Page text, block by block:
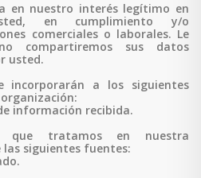
en nuestro interés legítimo en
en cumplimiento y/o
comerciales o laborales. Le
compartiremos sus datos
usted.
incorporarán a los siguientes
recibida.
que tratamos en nuestra
siguientes fuentes: